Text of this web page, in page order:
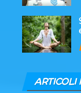
ARTICOLI